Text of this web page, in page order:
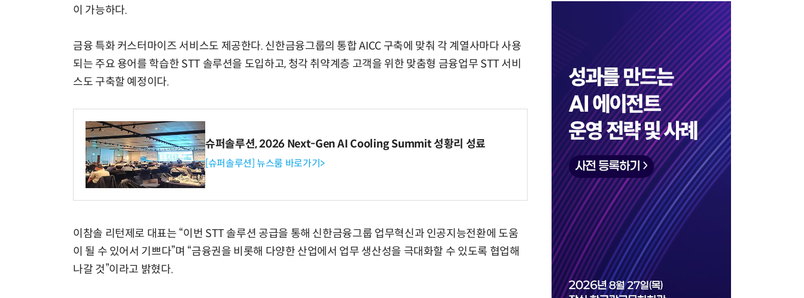
이 가능하다.
금융 특화 커스터마이즈 서비스도 제공한다. 신한금융그룹의 통합 AICC 구축에 맞춰 각 계열사마다 사용
되는 주요 용어를 학습한 STT 솔루션을 도입하고, 청각 취약계층 고객을 위한 맞춤형 금융업무 STT 서비
스도 구축할 예정이다.
슈퍼솔루션, 2026 Next-Gen AI Cooling Summit 성황리 성료
[슈퍼솔루션] 뉴스룸 바로가기>
이참솔 리턴제로 대표는 “이번 STT 솔루션 공급을 통해 신한금융그룹 업무혁신과 인공지능전환에 도움
이 될 수 있어서 기쁘다”며 “금융권을 비롯해 다양한 산업에서 업무 생산성을 극대화할 수 있도록 협업해
나갈 것”이라고 밝혔다.